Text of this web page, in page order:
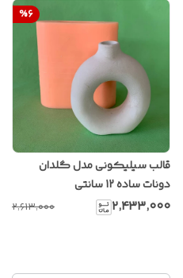
%6
قالب سیلیکونی مدل گلدان
دونات ساده 12 سانتی
۲٬۴۳۳٬۰۰۰ ۲٬۶۱۳٬۰۰۰